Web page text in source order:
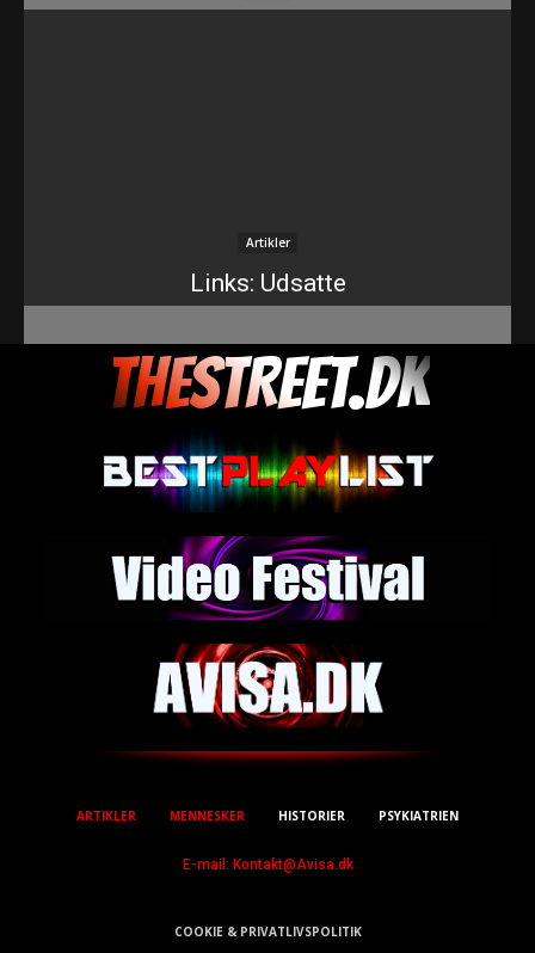
Artikler
Links: Udsatte
THESTREET.DK
ARTIKLER MENNESKER HISTORIER PSYKIATRIEN
E-mail: Kontakt@Avisa.dk
COOKIE & PRIVATLIVSPOLITIK